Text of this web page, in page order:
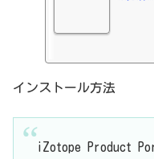
インストール方法
iZotope Product